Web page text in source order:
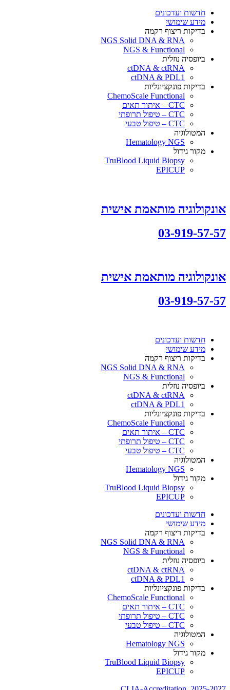
חדשות ועדכונים
מידע שימושי
בדיקות ריצוף רקמה
NGS Solid DNA & RNA
NGS & Functional
ביופסיה נוזלית
ctDNA & ctRNA
ctDNA & PDL1
בדיקות פונקציונליות
ChemoScale Functional
CTC – איתור תאים
CTC – טיפול תרופתי
CTC – טיפול טבעי
המטולוגיה
Hematology NGS
מקור גידול
TruBlood Liquid Biopsy
EPICUP
אונקולוגיה מותאמת אישית
03-919-57-57
אונקולוגיה מותאמת אישית
03-919-57-57
חדשות ועדכונים
מידע שימושי
בדיקות ריצוף רקמה
NGS Solid DNA & RNA
NGS & Functional
ביופסיה נוזלית
ctDNA & ctRNA
ctDNA & PDL1
בדיקות פונקציונליות
ChemoScale Functional
CTC – איתור תאים
CTC – טיפול תרופתי
CTC – טיפול טבעי
המטולוגיה
Hematology NGS
מקור גידול
TruBlood Liquid Biopsy
EPICUP
חדשות ועדכונים
מידע שימושי
בדיקות ריצוף רקמה
NGS Solid DNA & RNA
NGS & Functional
ביופסיה נוזלית
ctDNA & ctRNA
ctDNA & PDL1
בדיקות פונקציונליות
ChemoScale Functional
CTC – איתור תאים
CTC – טיפול תרופתי
CTC – טיפול טבעי
המטולוגיה
Hematology NGS
מקור גידול
TruBlood Liquid Biopsy
EPICUP